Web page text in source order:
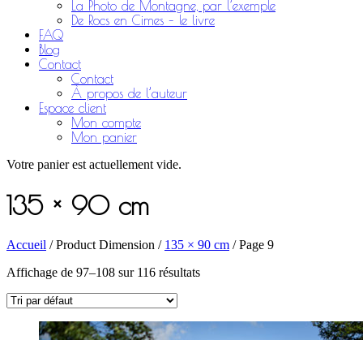
La Photo de Montagne, par l’exemple
De Rocs en Cimes – le livre
FAQ
Blog
Contact
Contact
À propos de l’auteur
Espace client
Mon compte
Mon panier
Votre panier est actuellement vide.
135 × 90 cm
Accueil / Product Dimension / 135 × 90 cm / Page 9
Affichage de 97–108 sur 116 résultats